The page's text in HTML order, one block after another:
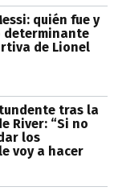
quién fue y
determinante
de Lionel
tras la
River: “Si no
los
voy a hacer